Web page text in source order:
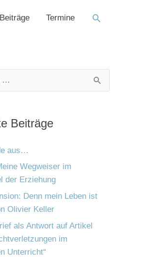
Termine Suchen
Beiträge
aus…
Wegweiser im
der Erziehung
Denn mein Leben ist
Olivier Keller
als Antwort auf Artikel
im
Unterricht“